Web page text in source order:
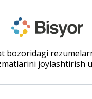
bozoridagi
joylashtirish